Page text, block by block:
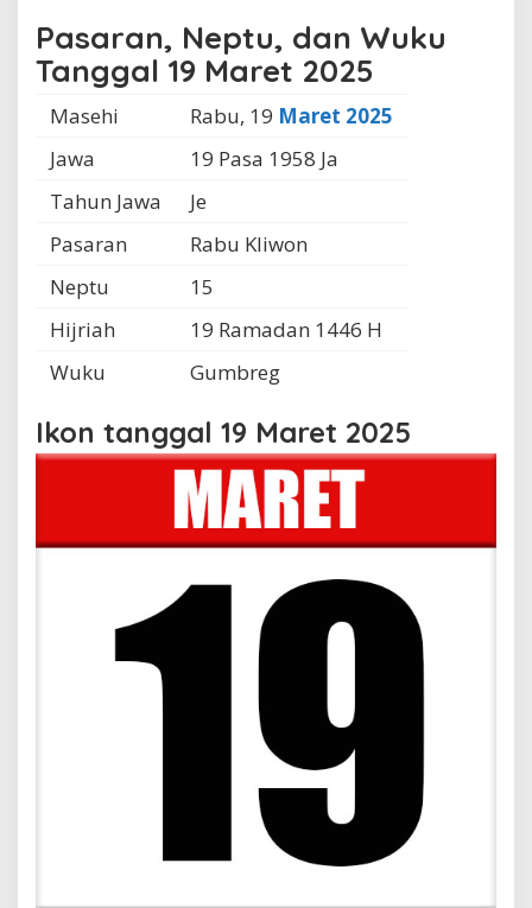
Pasaran, Neptu, dan Wuku
Tanggal 19 Maret 2025
Masehi Rabu, 19 Maret 2025
Jawa
19 Pasa 1958 Ja
Tahun Jawa
Je
Pasaran
Rabu Kliwon
Neptu
15
Hijriah
19 Ramadan 1446 H
Wuku
Gumbreg
Ikon tanggal 19 Maret 2025